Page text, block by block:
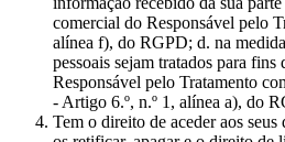
comercial do Responsável pelo
alínea f), do RGPD; d. na
pessoais sejam tratados para fins
Responsável pelo Tratamento
- Artigo 6.º, n.º 1, alínea a), do
Tem o direito de aceder aos